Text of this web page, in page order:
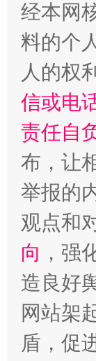
“蜀中异
经本网
料的个
人的权
信或电
责任自
布，让
举报的
观点和
向 ，强
造良好
网站架
盾，促